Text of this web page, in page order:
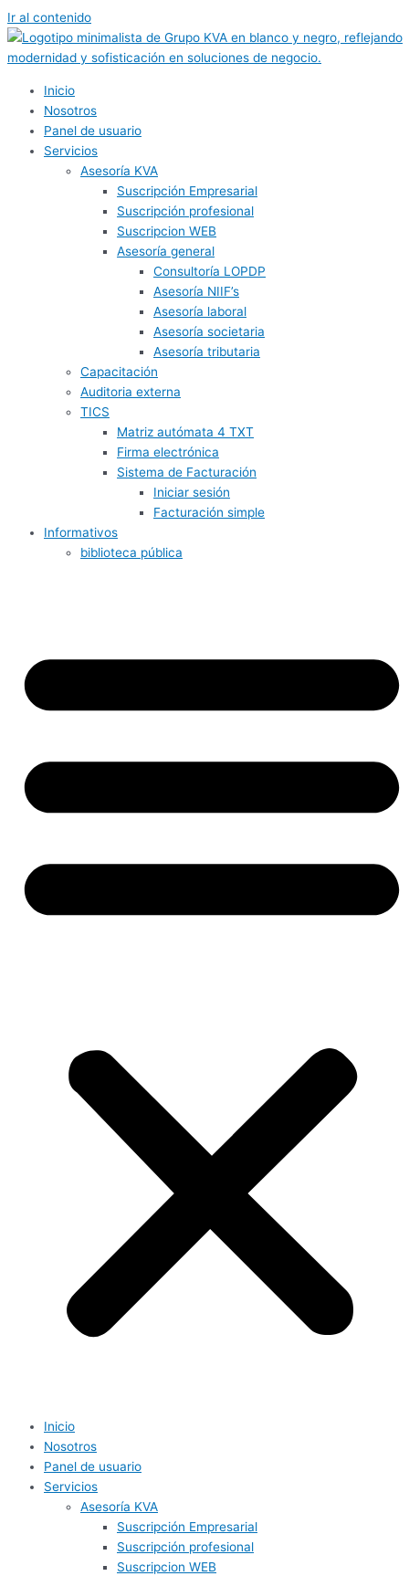
Ir al contenido
Inicio
Nosotros
Panel de usuario
Servicios
Asesoría KVA
Suscripción Empresarial
Suscripción profesional
Suscripcion WEB
Asesoría general
Consultoría LOPDP
Asesoría NIIF’s
Asesoría laboral
Asesoría societaria
Asesoría tributaria
Capacitación
Auditoria externa
TICS
Matriz autómata 4 TXT
Firma electrónica
Sistema de Facturación
Iniciar sesión
Facturación simple
Informativos
biblioteca pública
Inicio
Nosotros
Panel de usuario
Servicios
Asesoría KVA
Suscripción Empresarial
Suscripción profesional
Suscripcion WEB